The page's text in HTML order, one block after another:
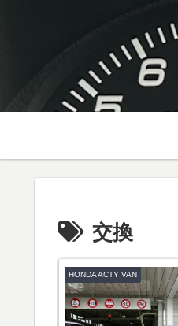
交換
HONDA ACTY VAN